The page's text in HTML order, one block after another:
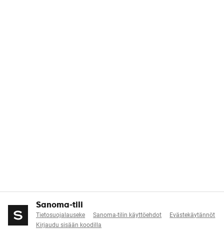
Sanoma-tili
Tietosuojalauseke Sanoma-tilin käyttöehdot
Evästekäytännöt
Kirjaudu sisään koodilla